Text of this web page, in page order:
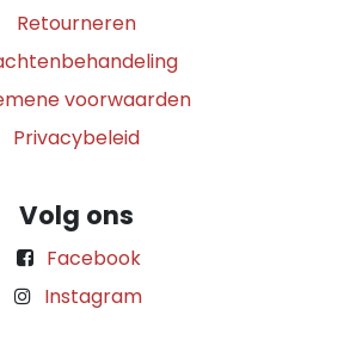
Retourneren
voorwaarden
Privacybeleid
Volg ons
Facebook
Instagram